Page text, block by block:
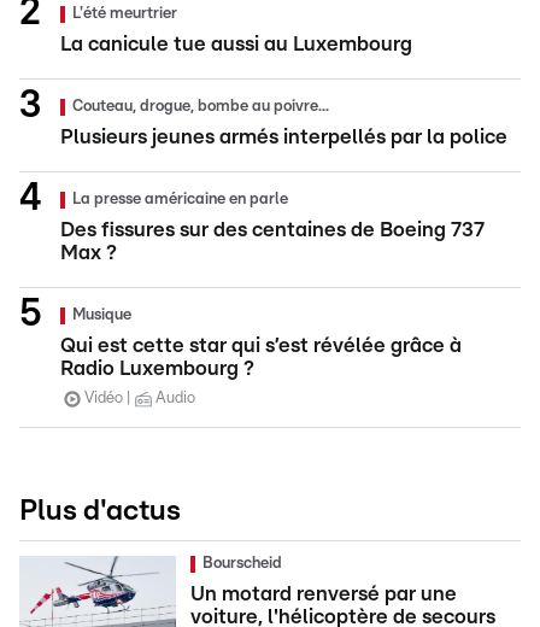
L'été meurtrier
La canicule tue aussi au Luxembourg
Couteau, drogue, bombe au poivre...
Plusieurs jeunes armés interpellés par la police
La presse américaine en parle
Des fissures sur des centaines de Boeing 737
Max ?
Musique
Qui est cette star qui s’est révélée grâce à
Radio Luxembourg ?
Vidéo Audio
Plus d'actus
Bourscheid
Un motard renversé par une
voiture, l'hélicoptère de secours